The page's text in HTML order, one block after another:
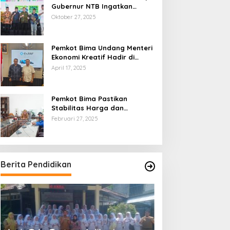
Gubernur NTB Ingatkan
Gagasan Ekonomi Syariah
Oktober 27, 2025
Pemkot Bima Undang Menteri
Ekonomi Kreatif Hadir di
Festival Rimpu
April 17, 2025
Pemkot Bima Pastikan
Stabilitas Harga dan
Ketersediaan Pangan
Februari 27, 2025
Berita Pendidikan